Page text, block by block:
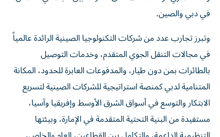
في دبي والصين.
وتبرز تجارب عدد من شركات التكنولوجيا الصينية الرائدة عالمياً
في مجالات التنقل الجوي المتقدم، وخدمات التوصيل
بالطائرات بمن دون طيار، والمدفوعات العابرة للحدود، المكانة
المتنامية لدبي كمنصة استراتيجية للشركات الصينية لتسريع
الابتكار والتوسع في أسواق الشرق الأوسط وإفريقيا وآسيا،
مستفيدة من البنية التحتية المتقدمة في الإمارة، وبيئتها